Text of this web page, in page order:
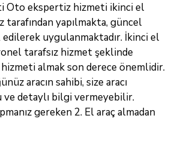
Oto ekspertiz hizmeti ikinci el
tarafından yapılmakta, güncel
uygulanmaktadır. İkinci el
tarafsız hizmet şeklinde
almak son derece önemlidir.
aracın sahibi, size aracı
ve detaylı bilgi vermeyebilir.
gereken 2. El araç almadan